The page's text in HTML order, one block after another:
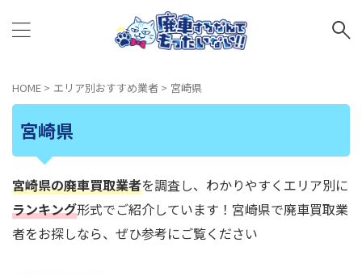
HOME > エリア別おすすめ業者 > 宮崎県
宮崎県
宮崎県の廃車買取業者を調査し、わかりやすくエリア別に
ランキング形式でご紹介しています！宮崎県で廃車買取業
者をお探しなら、ぜひ参考にご覧ください